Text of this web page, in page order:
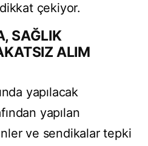
çekiyor.
SAĞLIK
ALIM
yapılacak
yapılan
ve sendikalar tepki